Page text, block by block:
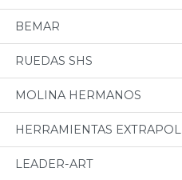
BEMAR
RUEDAS SHS
MOLINA HERMANOS
HERRAMIENTAS EXTRAPOL
LEADER-ART